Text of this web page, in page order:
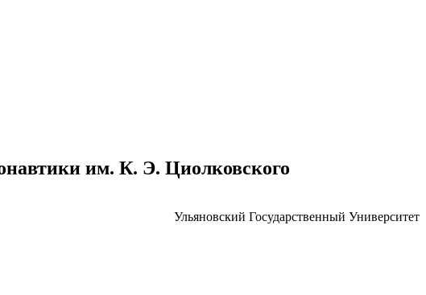
им. К. Э. Циолковского
Ульяновский Государственный Университет